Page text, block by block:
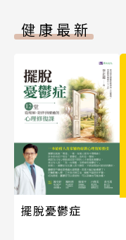
健康最新
擺脫憂鬱症